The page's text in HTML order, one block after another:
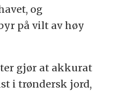
og
på vilt av høy
gjør at akkurat
i trøndersk jord,